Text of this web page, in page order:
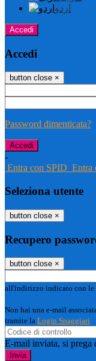
اردو
Accedi
Accedi
button close ×
Password dimenticata?
-
Entra con SPID Entra
Seleziona utente
button close ×
Recupero
button close ×
all'indirizzo indicato con le
Non hai una e-mail
tramite la Login Spaggiari
E-mail inviata, si prega